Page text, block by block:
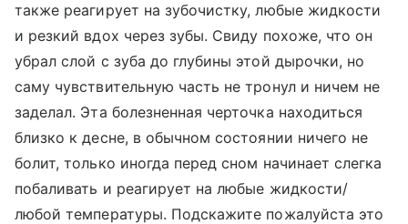
также реагирует на зубочистку, любые жидкости
и резкий вдох через зубы. Свиду похоже, что он
убрал слой с зуба до глубины этой дырочки, но
саму чувствительную часть не тронул и ничем не
заделал. Эта болезненная черточка находиться
близко к десне, в обычном состоянии ничего не
болит, только иногда перед сном начинает слегка
побаливать и реагирует на любые жидкости/
любой температуры. Подскажите пожалуйста это